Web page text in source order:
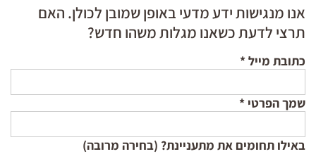
אנו מנגישות ידע מדעי באופן שמובן לכולן. האם
תרצי לדעת כשאנו מגלות משהו חדש?
כתובת מייל*
שמך הפרטי *
באילו תחומים את מתעניינת? (בחירה מרובה)